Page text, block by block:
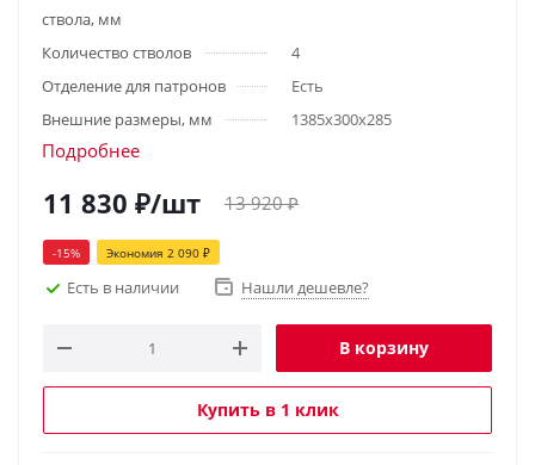
ствола, мм
Количество стволов
4
Отделение для патронов
Есть
Внешние размеры, мм
1385х300х285
Подробнее
11 830 ₽/шт 13 920₽
-15% Экономия 2 090 ₽
Есть в наличии Нашли дешевле?
В корзину
Купить в 1 клик